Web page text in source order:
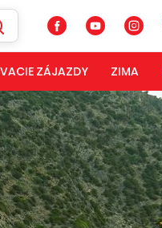
ZÁJAZDY ZIMA